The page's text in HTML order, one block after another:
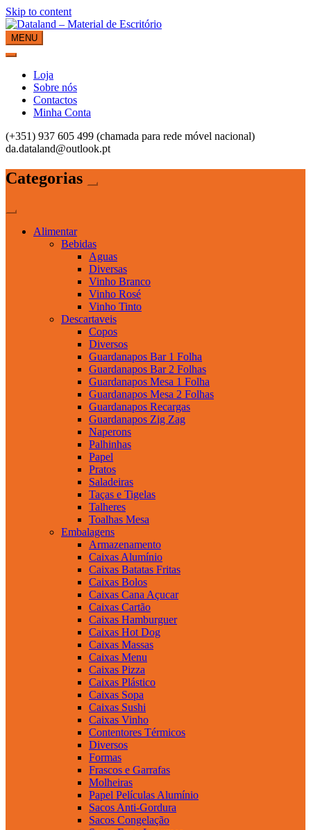
Skip to content
Dataland – Material de Escritório
Material de Escritório
MENU
Loja
Sobre nós
Contactos
Minha Conta
(+351) 937 605 499 (chamada para rede móvel nacional)
da.dataland@outlook.pt
Categorias
Alimentar
Bebidas
Aguas
Diversas
Vinho Branco
Vinho Rosé
Vinho Tinto
Descartaveis
Copos
Diversos
Guardanapos Bar 1 Folha
Guardanapos Bar 2 Folhas
Guardanapos Mesa 1 Folha
Guardanapos Mesa 2 Folhas
Guardanapos Recargas
Guardanapos Zig Zag
Naperons
Palhinhas
Papel
Pratos
Saladeiras
Taças e Tigelas
Talheres
Toalhas Mesa
Embalagens
Armazenamento
Caixas Alumínio
Caixas Batatas Fritas
Caixas Bolos
Caixas Cana Açucar
Caixas Cartão
Caixas Hamburguer
Caixas Hot Dog
Caixas Massas
Caixas Menu
Caixas Pizza
Caixas Plástico
Caixas Sopa
Caixas Sushi
Caixas Vinho
Contentores Térmicos
Diversos
Formas
Frascos e Garrafas
Molheiras
Papel Películas Alumínio
Sacos Anti-Gordura
Sacos Congelação